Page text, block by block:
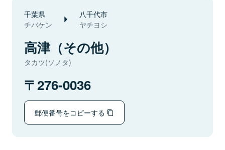
千葉県
チバケン
八千代市
ヤチヨシ
高津（その他）
タカツ(ソノタ)
276-0036
郵便番号をコピーする